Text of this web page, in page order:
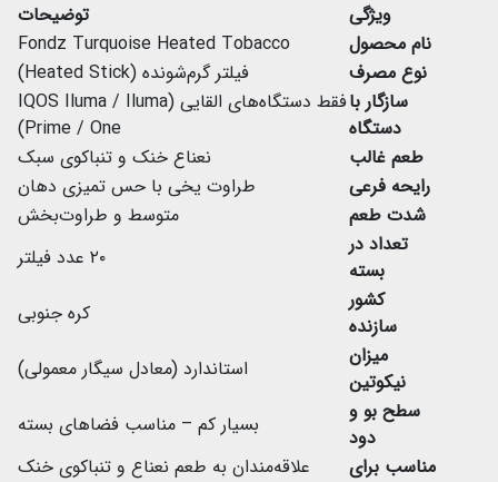
ویژگی
توضیحات
نام محصول
Fondz Turquoise Heated Tobacco
نوع مصرف
فیلتر گرم‌شونده (Heated Stick)
سازگار با
دستگاه
فقط دستگاه‌های القایی (IQOS Iluma / Iluma
Prime / One)
طعم غالب
نعناع خنک و تنباکوی سبک
رایحه فرعی
طراوت یخی با حس تمیزی دهان
شدت طعم
متوسط و طراوت‌بخش
تعداد در
بسته
۲۰ عدد فیلتر
کشور
سازنده
کره جنوبی
میزان
نیکوتین
استاندارد (معادل سیگار معمولی)
سطح بو و
دود
بسیار کم – مناسب فضاهای بسته
مناسب برای
علاقه‌مندان به طعم نعناع و تنباکوی خنک